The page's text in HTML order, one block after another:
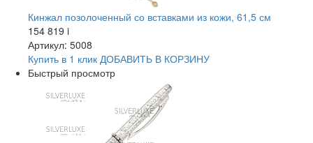
Кинжал позолоченный со вставками из кожи, 61,5 см
154 819 i
Артикул: 5008
Купить в 1 клик ДОБАВИТЬ В КОРЗИНУ
Быстрый просмотр